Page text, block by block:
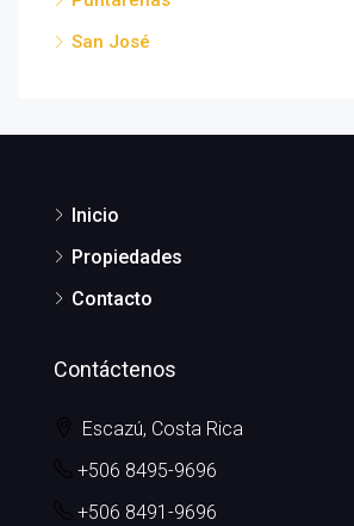
San José
Inicio
Propiedades
Contacto
Contáctenos
Escazú, Costa Rica
+506 8495-9696
+506 8491-9696